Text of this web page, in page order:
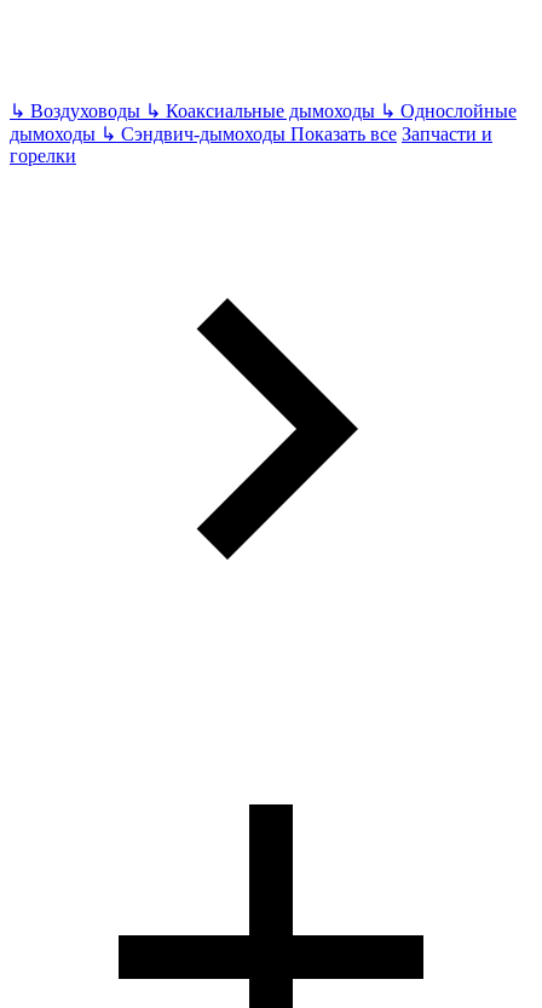
↳ Воздуховоды ↳ Коаксиальные дымоходы ↳ Однослойные
дымоходы ↳ Сэндвич-дымоходы Показать все Запчасти и
горелки